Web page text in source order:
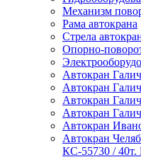
Механизм
Рама автокрана
Стрела
Опорно-
Автокран
Автокран
Автокран
Автокран
Автокран
Автокран
КС-55730 / 40т.